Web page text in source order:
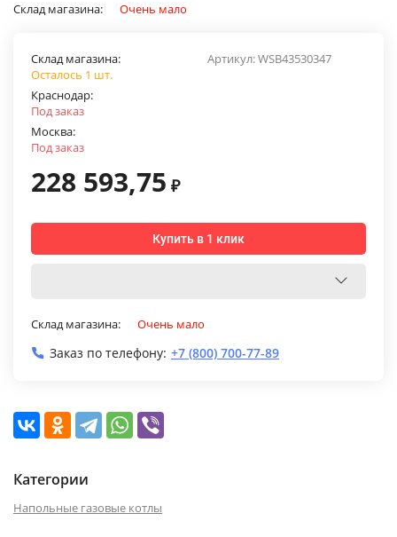
Склад магазина: Очень мало
Артикул:WSB43530347
Склад магазина:
Осталось 1 шт.
Краснодар:
Под заказ
Москва:
Под заказ
228 593,75 ₽
Купить в 1 клик
Склад магазина: Очень мало
Заказ по телефону: +7 (800) 700-77-89
Категории
Напольные газовые котлы